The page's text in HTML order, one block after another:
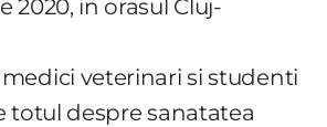
2020, in orasul Cluj-
veterinari si studenti
totul despre sanatatea